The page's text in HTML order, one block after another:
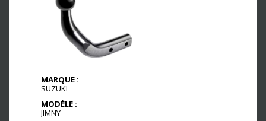
MARQUE :
SUZUKI
MODÈLE :
JIMNY